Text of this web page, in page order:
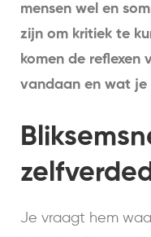
mensen wel en
zijn om kritiek te
komen de reflexen
vandaan en wat je
Je vraagt hem